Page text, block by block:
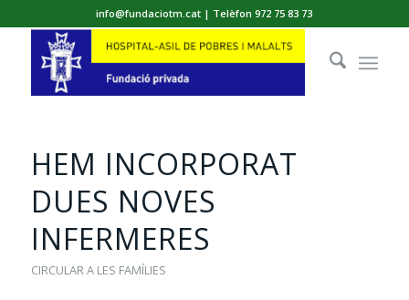
info@fundaciotm.cat | Telèfon 972 75 83 73
HEM INCORPORAT
DUES NOVES
INFERMERES
CIRCULAR A LES FAMÍLIES